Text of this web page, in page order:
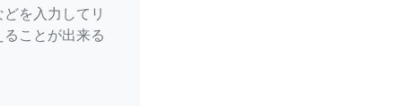
を入力してリ
ことが出来る